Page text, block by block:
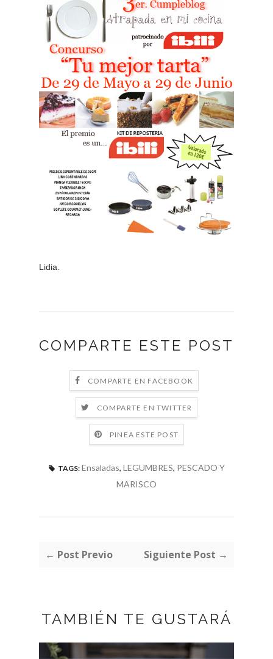
Lidia.
COMPARTE ESTE POST
COMPARTE EN FACEBOOK
COMPARTE EN TWITTER
PINEA ESTE POST
TAGS: Ensaladas, LEGUMBRES, PESCADO Y
MARISCO
← Post Previo Siguiente Post →
TAMBIÉN TE GUSTARÁ